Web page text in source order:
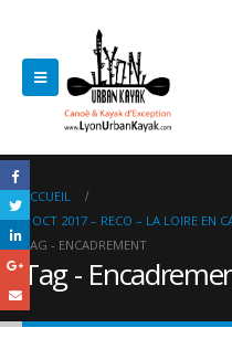
ACCUEIL
1 OCT 2017 – RECO – LA LOIRE EN
TAG - ENCADREMENT
Tag -